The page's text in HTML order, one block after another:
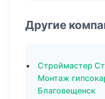
Другие
Строймастер
Монтаж
Благовещенск